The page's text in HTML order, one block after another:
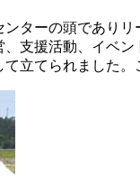
ンターの頭であり
支援活動、イベ
立てられました